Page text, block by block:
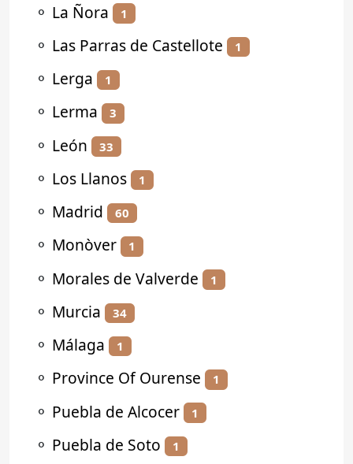
⚬ La Ñora 1
⚬ Las Parras de Castellote 1
⚬ Lerga 1
⚬ Lerma 3
⚬ León 33
⚬ Los Llanos 1
⚬ Madrid 60
⚬ Monòver 1
⚬ Morales de Valverde 1
⚬ Murcia 34
⚬ Málaga 1
⚬ Province Of Ourense 1
⚬ Puebla de Alcocer 1
⚬ Puebla de Soto 1